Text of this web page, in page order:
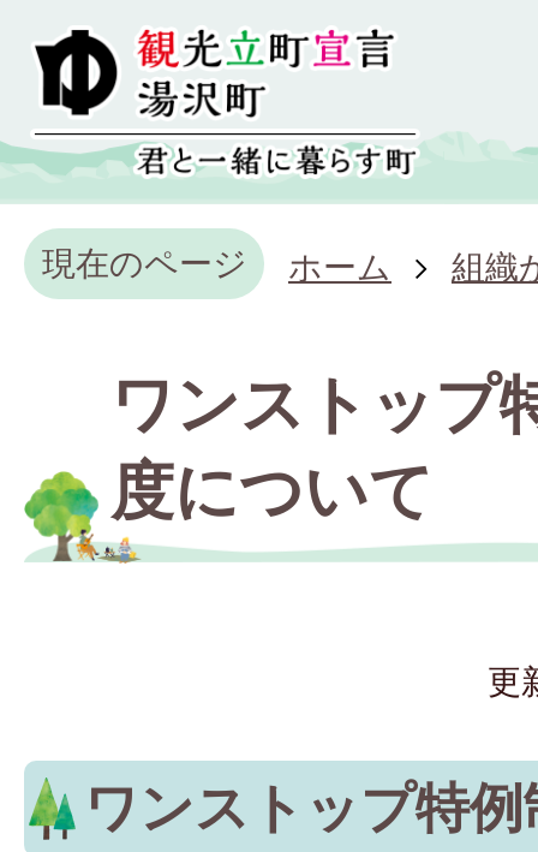
現在のページ ホーム 組織
ワンストップ
度について
更
ワンストップ特